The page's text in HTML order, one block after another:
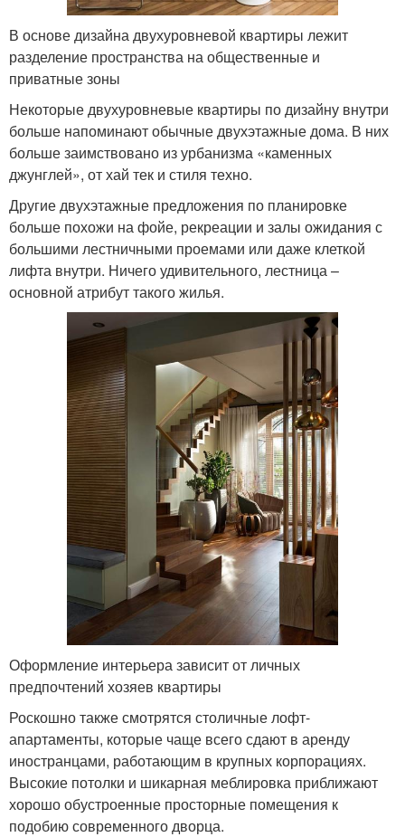
В основе дизайна двухуровневой квартиры лежит
разделение пространства на общественные и
приватные зоны
Некоторые двухуровневые квартиры по дизайну внутри
больше напоминают обычные двухэтажные дома. В них
больше заимствовано из урбанизма «каменных
джунглей», от хай тек и стиля техно.
Другие двухэтажные предложения по планировке
больше похожи на фойе, рекреации и залы ожидания с
большими лестничными проемами или даже клеткой
лифта внутри. Ничего удивительного, лестница –
основной атрибут такого жилья.
Оформление интерьера зависит от личных
предпочтений хозяев квартиры
Роскошно также смотрятся столичные лофт-
апартаменты, которые чаще всего сдают в аренду
иностранцами, работающим в крупных корпорациях.
Высокие потолки и шикарная меблировка приближают
хорошо обустроенные просторные помещения к
подобию современного дворца.